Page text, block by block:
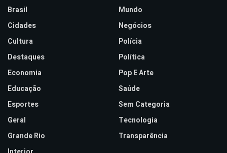
Brasil
Cidades
Cultura
Destaques
Economia
Educação
Esportes
Geral
Grande Rio
Mundo
Negócios
Polícia
Política
Pop E Arte
Saúde
Sem Categoria
Tecnologia
Transparência